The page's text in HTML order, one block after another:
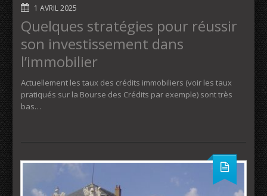
1 AVRIL 2025
Quelques stratégies pour réussir
son investissement dans
l’immobilier
Actuellement les taux des crédits immobiliers (voir les taux
pratiqués sur la Bourse des Crédits par exemple) sont très
bas…